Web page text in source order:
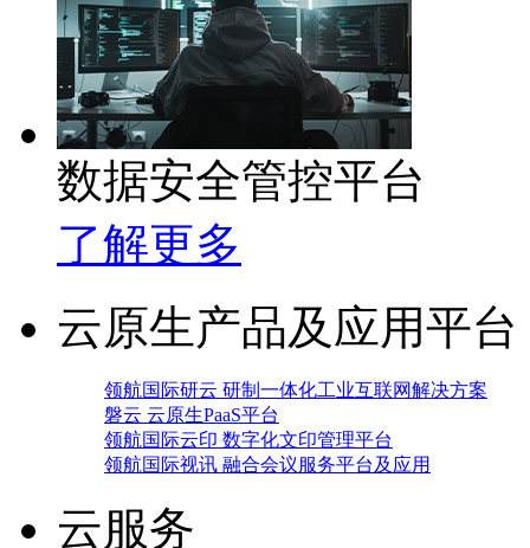
数据安全管控平台
了解更多
云原生产品及应用平台
领航国际研云 研制一体化工业互联网解决方案
磐云 云原生PaaS平台
领航国际云印 数字化文印管理平台
领航国际视讯 融合会议服务平台及应用
云服务